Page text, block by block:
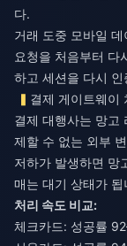
다.
거래 도중 모바일
요청을 처음부터 다
하고 세션을 다시
결제 게이트웨이
결제 대행사는 망고
제할 수 없는 외부
저하가 발생하면 망
매는 대기 상태가 됩
처리 속도 비교:
체크카드: 성공률 92